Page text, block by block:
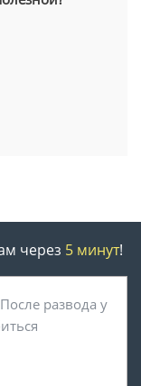
через 5 минут!